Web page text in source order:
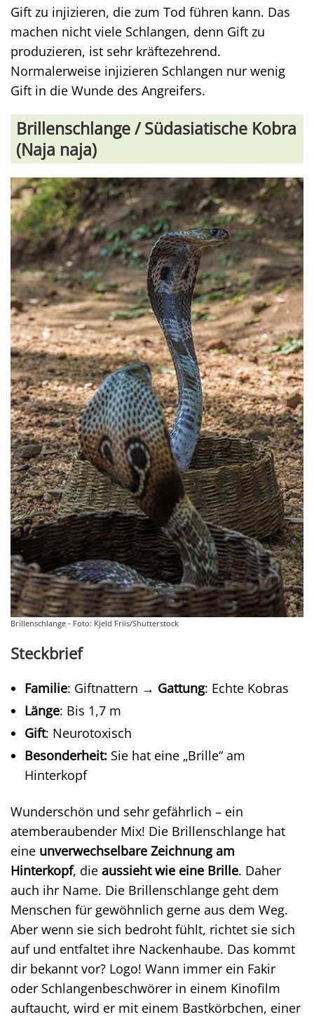
Gift zu injizieren, die zum Tod führen kann. Das
machen nicht viele Schlangen, denn Gift zu
produzieren, ist sehr kräftezehrend.
Normalerweise injizieren Schlangen nur wenig
Gift in die Wunde des Angreifers.
Brillenschlange / Südasiatische Kobra
(Naja naja)
Brillenschlange - Foto: Kjeld Friis/Shutterstock
Steckbrief
Familie: Giftnattern → Gattung: Echte Kobras
Länge: Bis 1,7 m
Gift: Neurotoxisch
Besonderheit: Sie hat eine „Brille“ am
Hinterkopf
Wunderschön und sehr gefährlich – ein
atemberaubender Mix! Die Brillenschlange hat
eine unverwechselbare Zeichnung am
Hinterkopf, die aussieht wie eine Brille. Daher
auch ihr Name. Die Brillenschlange geht dem
Menschen für gewöhnlich gerne aus dem Weg.
Aber wenn sie sich bedroht fühlt, richtet sie sich
auf und entfaltet ihre Nackenhaube. Das kommt
dir bekannt vor? Logo! Wann immer ein Fakir
oder Schlangenbeschwörer in einem Kinofilm
auftaucht, wird er mit einem Bastkörbchen, einer